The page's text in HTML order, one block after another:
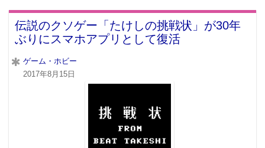
伝説のクソゲー「たけしの挑戦状」が30年
ぶりにスマホアプリとして復活
ゲーム・ホビー
2017年8月15日